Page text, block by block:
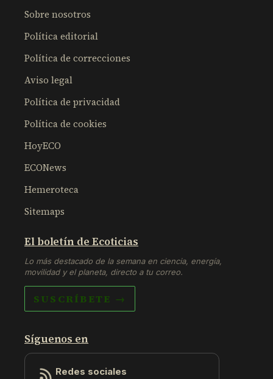
Sobre nosotros
Política editorial
Política de correcciones
Aviso legal
Política de privacidad
Política de cookies
HoyECO
ECONews
Hemeroteca
Sitemaps
El boletín de Ecoticias
Lo más destacado de la semana en ciencia, energía,
movilidad y el planeta, directo a tu correo.
SUSCRÍBETE →
Síguenos en
Redes sociales